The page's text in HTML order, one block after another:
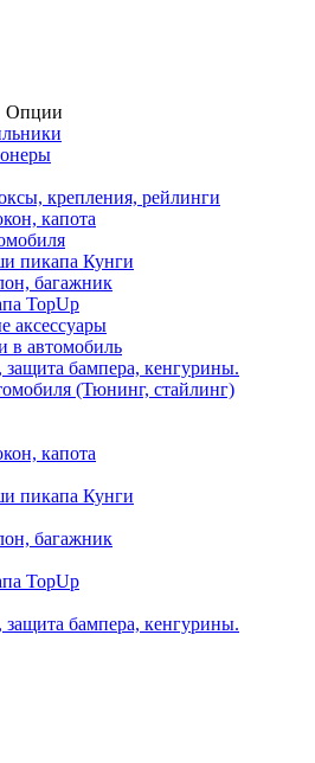
Опции
крепления, рейлинги
капота
пикапа Кунги
багажник
TopUp
аксессуары
в автомобиль
бампера, кенгурины.
(Тюнинг, стайлинг)
капота
пикапа Кунги
багажник
TopUp
бампера, кенгурины.